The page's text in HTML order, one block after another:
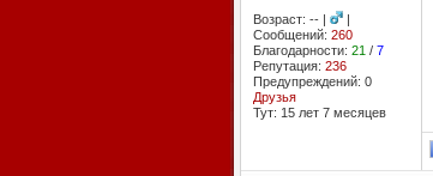
Возраст: -- |
|
Сообщений: 260
Благодарности: 21 / 7
Репутация: 236
Предупреждений: 0
Друзья
Тут: 15 лет 7 месяцев